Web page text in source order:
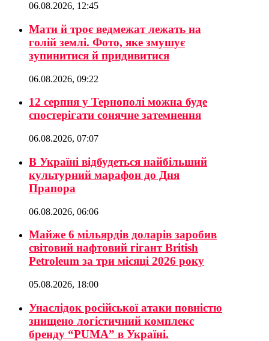
06.08.2026, 12:45
Мати й троє ведмежат лежать на
голій землі. Фото, яке змушує
зупинитися й придивитися
06.08.2026, 09:22
12 серпня у Тернополі можна буде
спостерігати сонячне затемнення
06.08.2026, 07:07
В Україні відбудеться найбільший
культурний марафон до Дня
Прапора
06.08.2026, 06:06
Майже 6 мільярдів доларів заробив
світовий нафтовий гігант British
Petroleum за три місяці 2026 року
05.08.2026, 18:00
Унаслідок російської атаки повністю
знищено логістичний комплекс
бренду “PUMA” в Україні.